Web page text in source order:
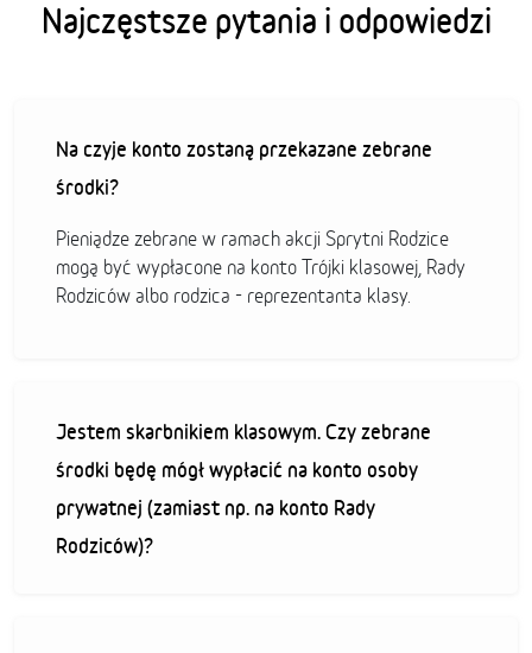
Najczęstsze pytania i odpowiedzi
Na czyje konto zostaną przekazane zebrane
środki?
Pieniądze zebrane w ramach akcji Sprytni Rodzice
mogą być wypłacone na konto Trójki klasowej, Rady
Rodziców albo rodzica - reprezentanta klasy.
Jestem skarbnikiem klasowym. Czy zebrane
środki będę mógł wypłacić na konto osoby
prywatnej (zamiast np. na konto Rady
Rodziców)?